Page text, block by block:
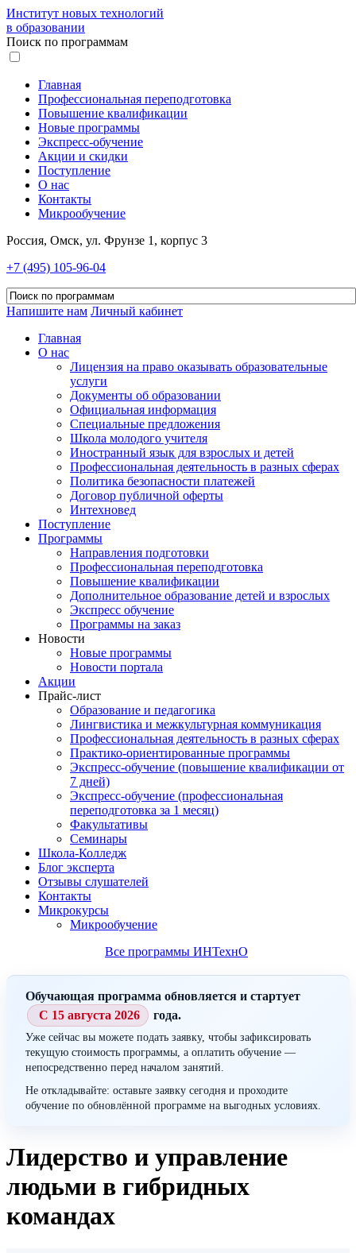
Институт новых технологий
в образовании
Поиск по программам
Главная
Профессиональная переподготовка
Повышение квалификации
Новые программы
Экспресс-обучение
Акции и скидки
Поступление
О нас
Контакты
Микрообучение
Россия, Омск, ул. Фрунзе 1, корпус 3
+7 (495) 105-96-04
Напишите нам Личный кабинет
Главная
О нас
Лицензия на право оказывать образовательные
услуги
Документы об образовании
Официальная информация
Специальные предложения
Школа молодого учителя
Иностранный язык для взрослых и детей
Профессиональная деятельность в разных сферах
Политика безопасности платежей
Договор публичной оферты
Интехновед
Поступление
Программы
Направления подготовки
Профессиональная переподготовка
Повышение квалификации
Дополнительное образование детей и взрослых
Экспресс обучение
Программы на заказ
Новости
Новые программы
Новости портала
Акции
Прайс-лист
Образование и педагогика
Лингвистика и межкультурная коммуникация
Профессиональная деятельность в разных сферах
Практико-ориентированные программы
Экспресс-обучение (повышение квалификации от
7 дней)
Экспресс-обучение (профессиональная
переподготовка за 1 месяц)
Факультативы
Семинары
Школа-Колледж
Блог эксперта
Отзывы слушателей
Контакты
Микрокурсы
Микрообучение
Все программы ИНТехнО
Обучающая программа обновляется и стартует
С 15 августа 2026
года.
Уже сейчас вы можете подать заявку, чтобы зафиксировать
текущую стоимость программы, а оплатить обучение —
непосредственно перед началом занятий.
Не откладывайте: оставьте заявку сегодня и проходите
обучение по обновлённой программе на выгодных условиях.
Лидерство и управление
людьми в гибридных
командах